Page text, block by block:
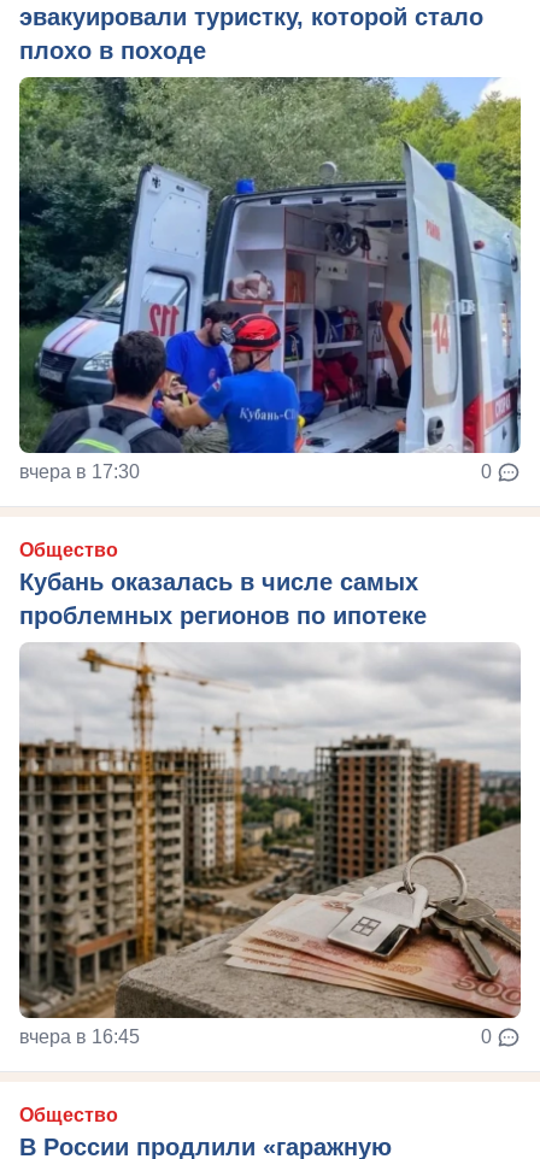
эвакуировали туристку, которой стало
плохо в походе
вчера в 17:30 0
Общество
Кубань оказалась в числе самых
проблемных регионов по ипотеке
вчера в 16:45 0
Общество
В России продлили «гаражную